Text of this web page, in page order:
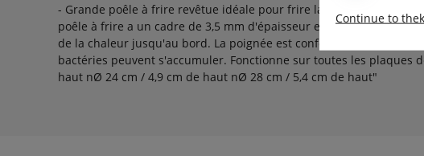
- Grande poêle à frire revêtue idéale pour frire la viande, le
poêle à frire a un cadre de 3,5 mm d'épaisseur et est construite
de la chaleur jusqu'au bord. La poignée est confortable et bien
bactéries peuvent s'accumuler. Fonctionne sur toutes les plaques
haut nØ 24 cm / 4,9 cm de haut nØ 28 cm / 5,4 cm de haut"
Continue to